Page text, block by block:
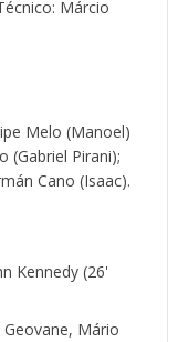
Márcio
Melo (Manoel)
(Gabriel Pirani);
Cano (Isaac).
Kennedy (26'
Mário